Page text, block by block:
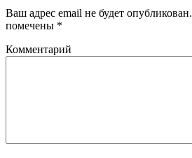
Ваш адрес email не будет опубликован.
помечены *
Комментарий